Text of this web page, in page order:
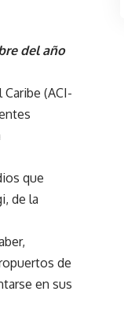
del año
(ACI-
que
de la
de
en sus